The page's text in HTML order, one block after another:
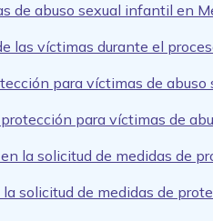
de abuso sexual infantil en
las víctimas durante el
para víctimas de
para víctimas de
la solicitud de medidas de
solicitud de medidas de